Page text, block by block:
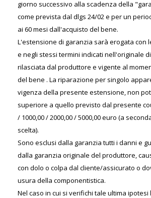
giorno successivo alla scadenza della
come prevista dal dlgs 24/02 e per un
ai 60 mesi dall'acquisto del bene.
L'estensione di garanzia sarà erogata con
e negli stessi termini indicati nell'originale
rilasciata dal produttore e vigente al
del bene . La riparazione per singolo
vigenza della presente estensione, non
superiore a quello previsto dal presente
/ 1000,00 / 2000,00 / 5000,00 euro (a
scelta).
Sono esclusi dalla garanzia tutti i danni e
dalla garanzia originale del produttore,
con dolo o colpa dal cliente/assicurato o
usura della componentistica.
Nel caso in cui si verifichi tale ultima ipotesi